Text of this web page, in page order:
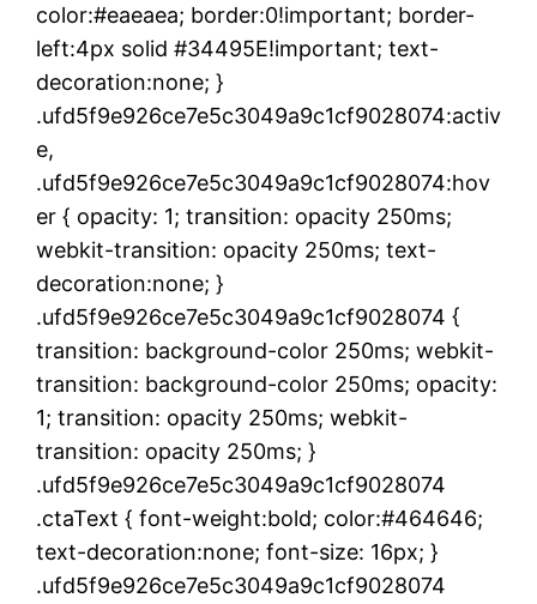
color:#eaeaea; border:0!important; border-
left:4px solid #34495E!important; text-
decoration:none; }
.ufd5f9e926ce7e5c3049a9c1cf9028074:activ
e,
.ufd5f9e926ce7e5c3049a9c1cf9028074:hov
er { opacity: 1; transition: opacity 250ms;
webkit-transition: opacity 250ms; text-
decoration:none; }
.ufd5f9e926ce7e5c3049a9c1cf9028074 {
transition: background-color 250ms; webkit-
transition: background-color 250ms; opacity:
1; transition: opacity 250ms; webkit-
transition: opacity 250ms; }
.ufd5f9e926ce7e5c3049a9c1cf9028074
.ctaText { font-weight:bold; color:#464646;
text-decoration:none; font-size: 16px; }
.ufd5f9e926ce7e5c3049a9c1cf9028074